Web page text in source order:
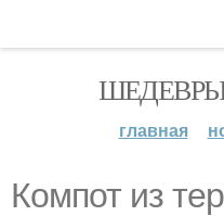
главная
Компот из